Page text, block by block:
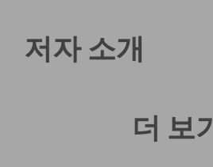
저자 소개
더 보기